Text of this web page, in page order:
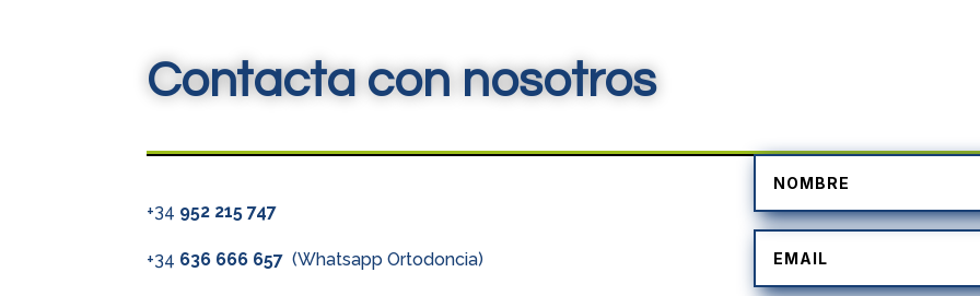
Contacta con nosotros
+34 952 215 747
+34 636 666 657(Whatsapp Ortodoncia)